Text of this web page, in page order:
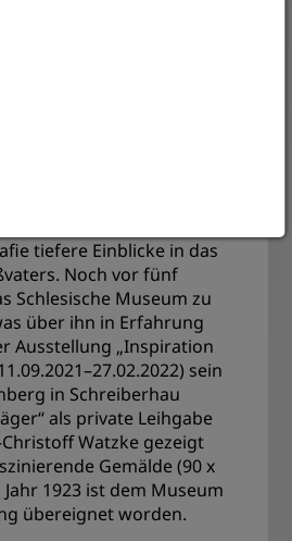
tiefere Einblicke in das
Noch vor fünf
Schlesische Museum zu
über ihn in Erfahrung
Ausstellung „Inspiration
sein
in Schreiberhau
als private Leihgabe
Watzke gezeigt
Gemälde (90 x
1923 ist dem Museum
übereignet worden.